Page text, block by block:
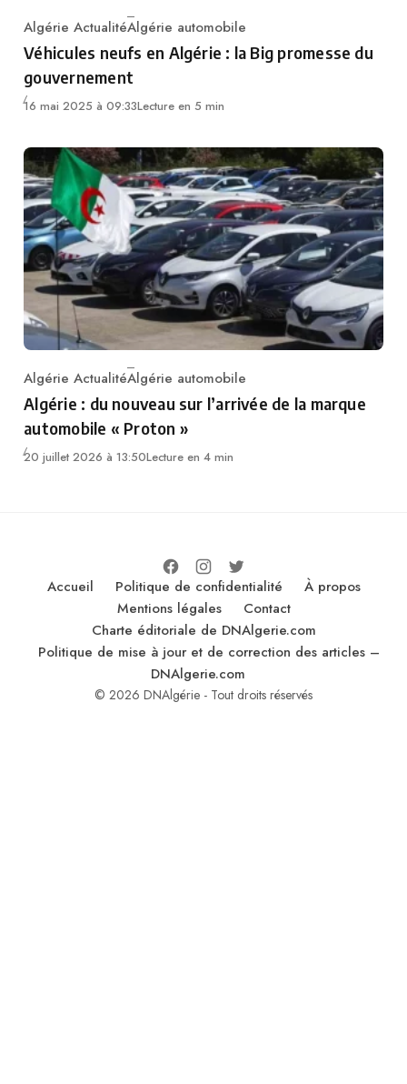
Category
Algérie ActualitéAlgérie automobile
Véhicules neufs en Algérie : la Big promesse du
gouvernement
16 mai 2025 à 09:33Lecture en 5 min
Category
Algérie ActualitéAlgérie automobile
Algérie : du nouveau sur l’arrivée de la marque
automobile « Proton »
20 juillet 2026 à 13:50Lecture en 4 min
Accueil Politique de confidentialité
À propos
Mentions légales
Contact
Charte éditoriale de DNAlgerie.com
Politique de mise à jour et de correction des articles –
DNAlgerie.com
© 2026 DNAlgérie - Tout droits réservés